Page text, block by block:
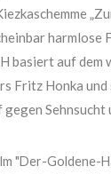
basiert auf
Fritz Honka und
Sehnsucht